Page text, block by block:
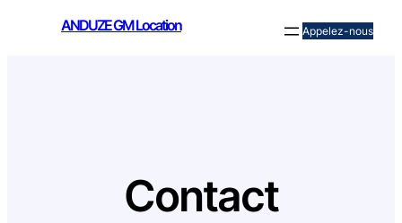
ANDUZE GM Location Appelez-nous
Contact